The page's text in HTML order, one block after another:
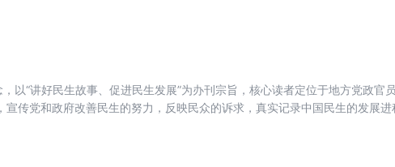
，以“讲好民生故事、促进民生发展”为办刊宗旨，核心读者定位于地方党政官
传党和政府改善民生的努力，反映民众的诉求，真实记录中国民生的发展进